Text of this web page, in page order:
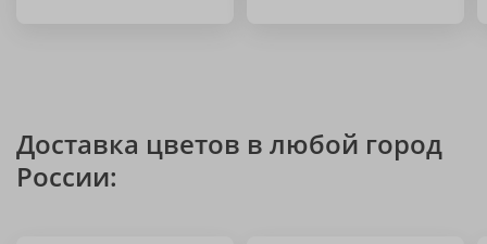
Доставка цветов в любой город
России: